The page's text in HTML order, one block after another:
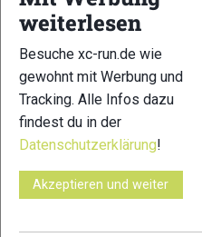
Transalpine Run 2019:
Fotos
weiterlesen
Besuche xc-run.de wie
gewohnt mit Werbung und
Tracking. Alle Infos dazu
findest du in der
Datenschutzerklärung!
Akzeptieren und weiter